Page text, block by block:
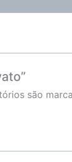
são